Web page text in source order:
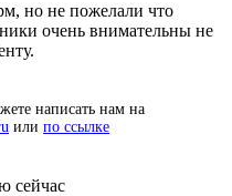
но не пожелали что
очень внимательны не
написать нам на
или по ссылке
сейчас